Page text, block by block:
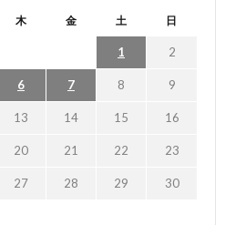
木 金 土 日
1 2
6 7 8 9
13 14 15 16
20 21 22 23
27 28 29 30